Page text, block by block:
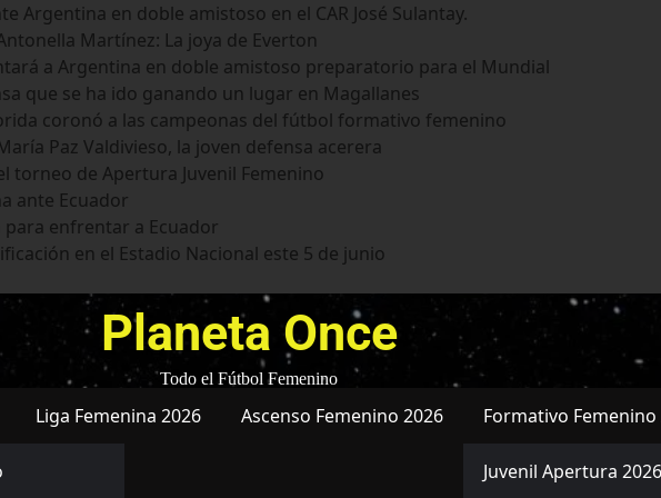
Argentina en doble amistoso en el CAR José Sulantay.
Martínez: La joya de Everton
a Argentina en doble amistoso preparatorio para el Mundial
que se ha ido ganando un lugar en Magallanes
coronó a las campeonas del fútbol formativo femenino
Paz Valdivieso, la joven defensa acerera
torneo de Apertura Juvenil Femenino
ante Ecuador
para enfrentar a Ecuador
en el Estadio Nacional este 5 de junio
Planeta Once
Todo el Fútbol Femenino
Liga Femenina 2026 Ascenso Femenino 2026 Formativo
Juvenil Apertura 2026